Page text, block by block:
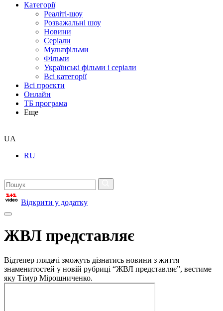
Категорії
Реаліті-шоу
Розважальні шоу
Новини
Серіали
Мультфільми
Фільми
Українські фільми і серіали
Всі категорії
Всі проєкти
Онлайн
ТБ програма
Еще
UA
RU
Відкрити у додатку
ЖВЛ представляє
Відтепер глядачі зможуть дізнатись новини з життя
знаменитостей у новій рубриці “ЖВЛ представляє”, вестиме
яку Тімур Мірошниченко.